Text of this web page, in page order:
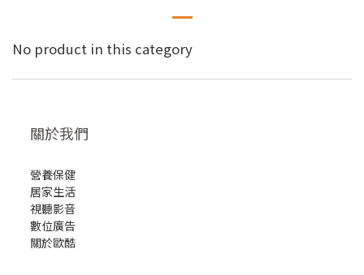
No product in this category
關於我們
營養保健
居家生活
視聽影音
數位廣告
關於歐酷